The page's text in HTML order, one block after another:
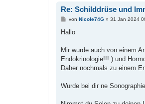
Re: Schilddrüse und
B
i
a
von Nicole74G» 31 Jan 2024
Hallo
Mir wurde auch von einem
Endokrinologie!!! ) und
Daher nochmals zu einem
Wurde bei dir ne